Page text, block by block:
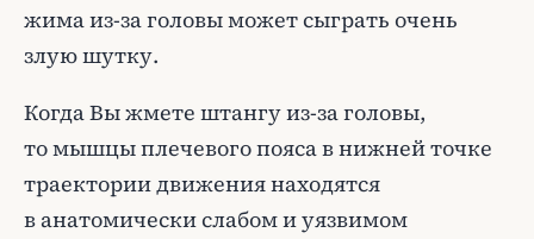
жима из-за головы может сыграть очень
злую шутку.
Когда Вы жмете штангу из-за головы,
то мышцы плечевого пояса в нижней точке
траектории движения находятся
в анатомически слабом и уязвимом